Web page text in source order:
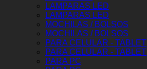
LAMPARAS LED
LAMPARAS LED
MOCHILAS / BOLSOS
MOCHILAS / BOLSOS
PARA CELULAR - TABLET
PARA CELULAR - TABLET
PARA PC